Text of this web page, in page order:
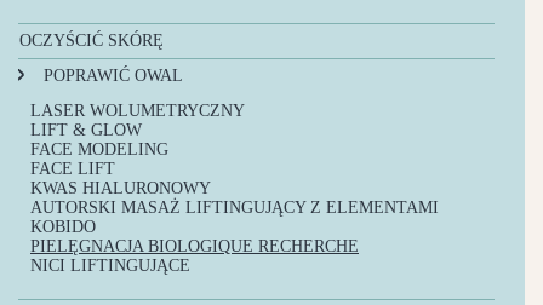
OCZYŚCIĆ SKÓRĘ
INFUZJA TLENOWA
LIFT & GLOW
TERAPIE PCA SKIN
AUTORSKIE OCZYSZCZANIE TWARZY
PEELING KAWITACYJNY
POPRAWIĆ OWAL
LASER WOLUMETRYCZNY
LIFT & GLOW
FACE MODELING
FACE LIFT
KWAS HIALURONOWY
AUTORSKI MASAŻ LIFTINGUJĄCY Z ELEMENTAMI
KOBIDO
PIELĘGNACJA BIOLOGIQUE RECHERCHE
NICI LIFTINGUJĄCE